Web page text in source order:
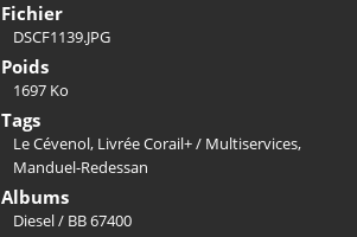
Fichier
DSCF1139.JPG
Poids
1697 Ko
Tags
Le Cévenol, Livrée Corail+ / Multiservices,
Manduel-Redessan
Albums
Diesel/ BB 67400